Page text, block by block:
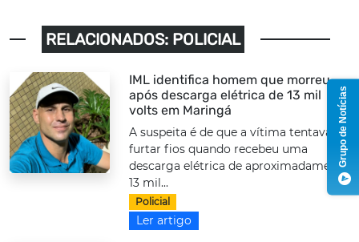
RELACIONADOS: POLICIAL
IML identifica homem que morreu
após descarga elétrica de 13 mil
volts em Maringá
A suspeita é de que a vítima tentava
furtar fios quando recebeu uma
descarga elétrica de aproximadamente
13 mil...
Policial
Ler artigo
Grupo de Notícias